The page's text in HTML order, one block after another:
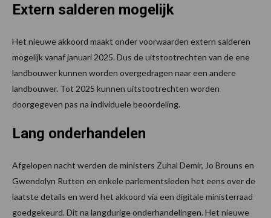
Extern salderen mogelijk
Het nieuwe akkoord maakt onder voorwaarden extern salderen
mogelijk vanaf januari 2025. Dus de uitstootrechten van de ene
landbouwer kunnen worden overgedragen naar een andere
landbouwer. Tot 2025 kunnen uitstootrechten worden
doorgegeven pas na individuele beoordeling.
Lang onderhandelen
Afgelopen nacht werden de ministers Zuhal Demir, Jo Brouns en
Gwendolyn Rutten en enkele parlementsleden het eens over de
laatste details en werd het akkoord via een digitale ministerraad
goedgekeurd. Dit na langdurige onderhandelingen. Het nieuwe